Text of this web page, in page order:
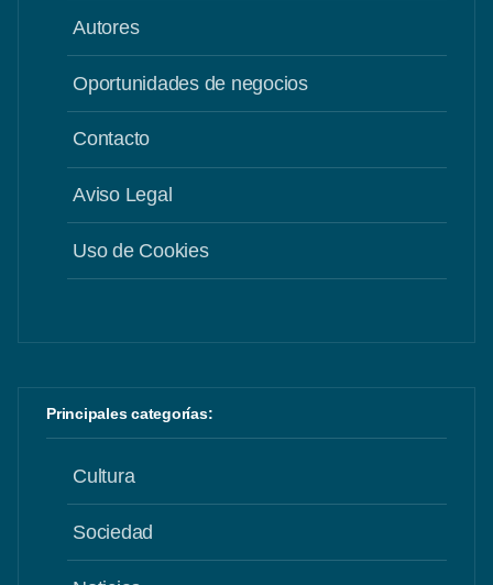
Autores
Oportunidades de negocios
Contacto
Aviso Legal
Uso de Cookies
Principales categorías:
Cultura
Sociedad